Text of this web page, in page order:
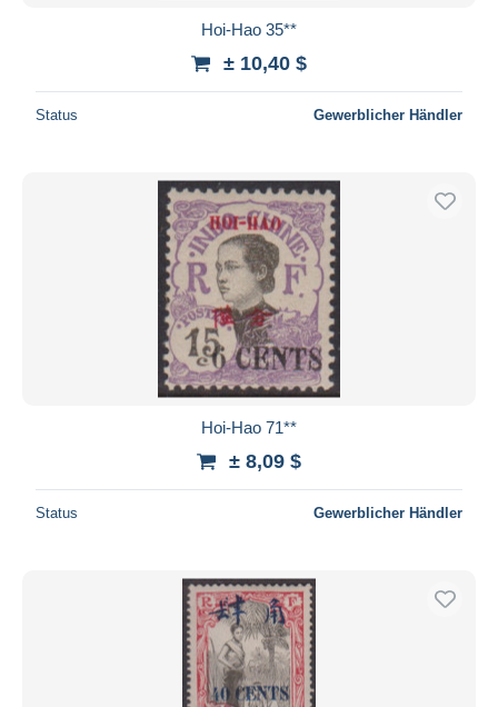
Hoi-Hao 35**
± 10,40 $
Status Gewerblicher Händler
Hoi-Hao 71**
± 8,09 $
Status Gewerblicher Händler